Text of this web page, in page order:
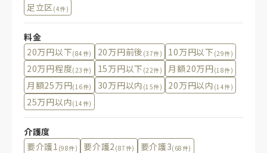
足立区(4件)
料金
20万円以下(84件) 20万円前後 (37件) 10万円以下 (29件)
20万円程度(23件) 15万円以下 (22件) 月額20万円(18件)
月額25万円(16件) 30万円以内 (15件) 20万円以内 (14件)
25万円以内(14件)
介護度
要介護1 (98件) 要介護2 (87件) 要介護3(68件)